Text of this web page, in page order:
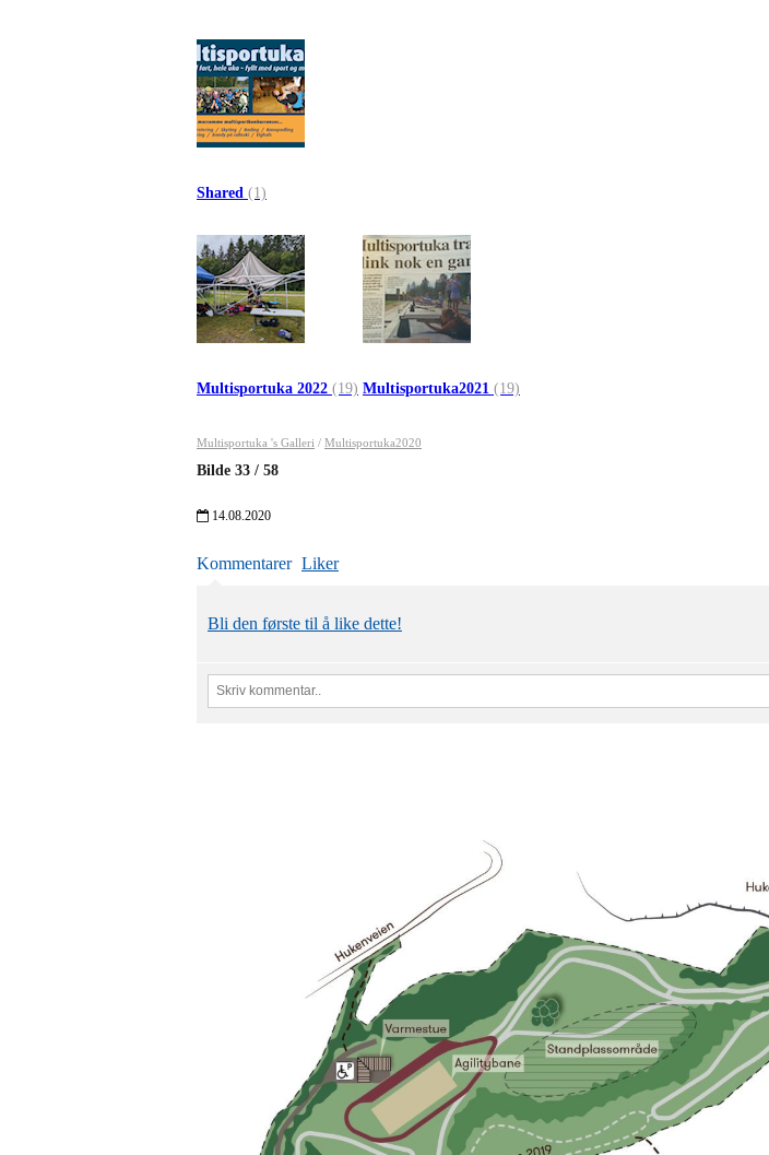
Shared (1)
Multisportuka 2022 (19) Multisportuka2021 (19)
Multisportuka 's Galleri / Multisportuka2020
Bilde 33 / 58
14.08.2020
Kommentarer Liker
Bli den første til å like dette!